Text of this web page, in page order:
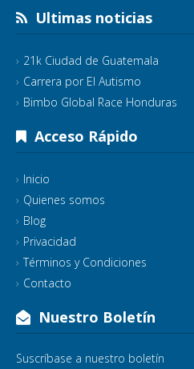
Ultimas noticias
21k Ciudad de Guatemala
Carrera por El Autismo
Bimbo Global Race Honduras
Acceso Rápido
Inicio
Quienes somos
Blog
Privacidad
Términos y Condiciones
Contacto
Nuestro Boletín
Suscríbase a nuestro boletín